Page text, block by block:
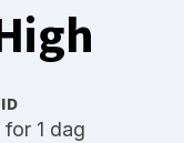
for 1 dag